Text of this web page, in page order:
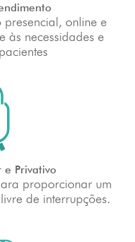
online e
às necessidades e
e Privativo
proporcionar um
de interrupções.